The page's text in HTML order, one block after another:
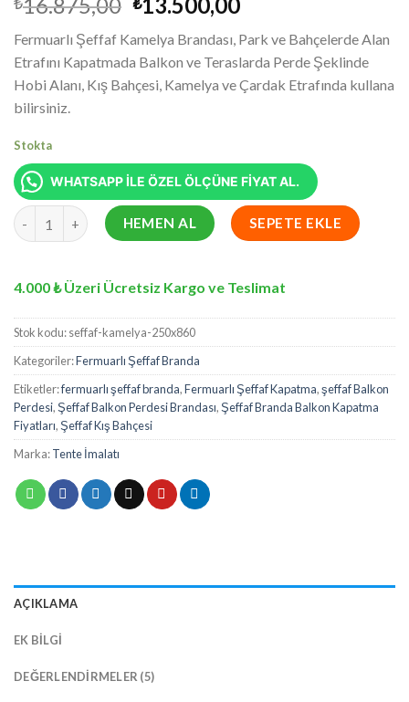
dayanarak 5
üzerinden
5.00puan
aldı
₺16.875,00.fiyat:
₺13.500,00.
Fermuarlı Şeffaf Kamelya Brandası, Park ve Bahçelerde Alan
Etrafını Kapatmada Balkon ve Teraslarda Perde Şeklinde
Hobi Alanı, Kış Bahçesi, Kamelya ve Çardak Etrafında kullana
bilirsiniz.
Stokta
WHATSAPP İLE ÖZEL ÖLÇÜNE FİYAT AL.
250x860 cm Fermuarlı Şeffaf Kamelya Brandası: Kış Bahçenizi
HEMEN AL SEPETE EKLE
4.000 ₺ Üzeri Ücretsiz Kargo ve Teslimat
Stok kodu:seffaf-kamelya-250x860
Kategoriler:Fermuarlı Şeffaf Branda
Etiketler:fermuarlı şeffaf branda,Fermuarlı Şeffaf Kapatma,şeffaf Balkon
Perdesi,Şeffaf Balkon Perdesi Brandası,Şeffaf Branda Balkon Kapatma
Fiyatları,Şeffaf Kış Bahçesi
Marka:Tente İmalatı
AÇIKLAMA
EK BILGI
DEĞERLENDIRMELER (5)